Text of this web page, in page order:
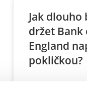
Jak dlouho
držet Bank
England
pokličkou?